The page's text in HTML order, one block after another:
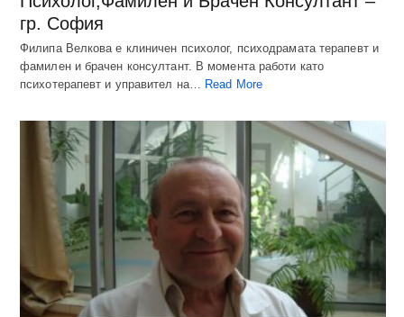
гр. София
Филипа Велкова е клиничен психолог, психодрамата терапевт и
фамилен и брачен консултант. В момента работи като
психотерапевт и управител на…
Read More